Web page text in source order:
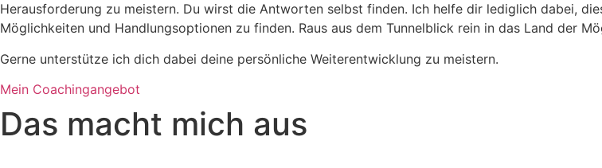
Herausforderung zu meistern. Du wirst die Antworten selbst finden. Ich helfe dir lediglich dabei,
Möglichkeiten und Handlungsoptionen zu finden. Raus aus dem Tunnelblick rein in das Land der
Gerne unterstütze ich dich dabei deine persönliche Weiterentwicklung zu meistern.
Mein Coachingangebot
Das macht mich aus